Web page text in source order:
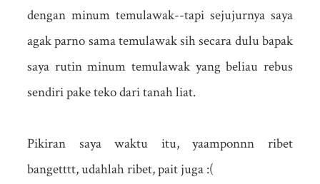
dengan minum temulawak--tapi sejujurnya saya
agak parno sama temulawak sih secara dulu bapak
saya rutin minum temulawak yang beliau rebus
sendiri pake teko dari tanah liat.
Pikiran saya waktu itu, yaamponnn ribet
bangetttt, udahlah ribet, pait juga :(